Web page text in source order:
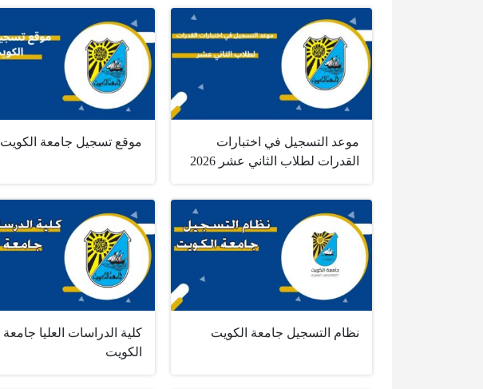
موعد التسجيل في اختبارات
القدرات لطلاب الثاني عشر 2026
موقع تسجيل جامعة الكويت
نظام التسجيل جامعة الكويت
كلية الدراسات العليا جامعة
الكويت